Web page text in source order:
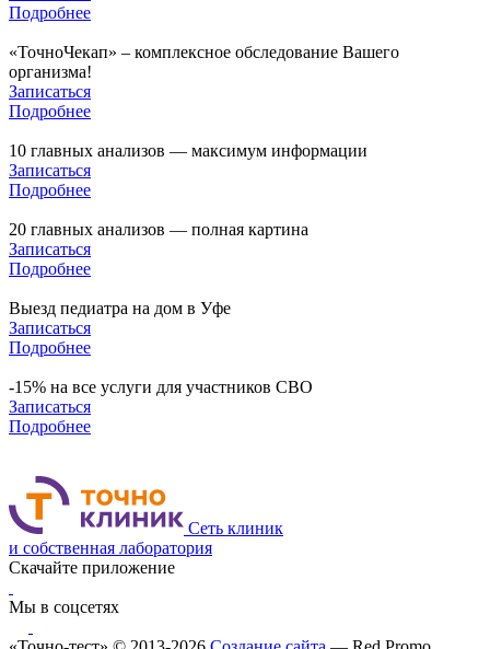
Подробнее
«ТочноЧекап» – комплексное обследование Вашего
организма!
Записаться
Подробнее
10 главных анализов — максимум информации
Записаться
Подробнее
20 главных анализов — полная картина
Записаться
Подробнее
Выезд педиатра на дом в Уфе
Записаться
Подробнее
-15% на все услуги для участников СВО
Записаться
Подробнее
Сеть клиник
и собственная лаборатория
Скачайте приложение
Мы в соцсетях